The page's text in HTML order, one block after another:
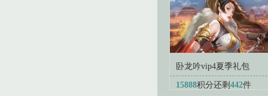
卧龙吟vip4夏季礼包
15888积分还剩 442件